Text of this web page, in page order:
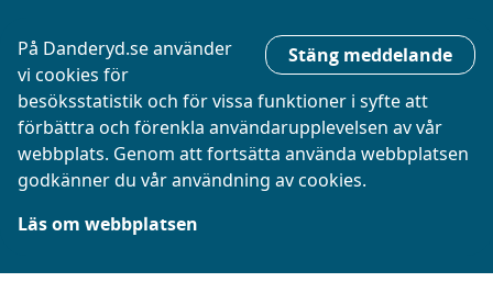
Stäng meddelande
På Danderyd.se använder
vi cookies för
besöksstatistik och för vissa funktioner i syfte att
förbättra och förenkla användarupplevelsen av vår
webbplats. Genom att fortsätta använda webbplatsen
godkänner du vår användning av cookies.
Läs om webbplatsen